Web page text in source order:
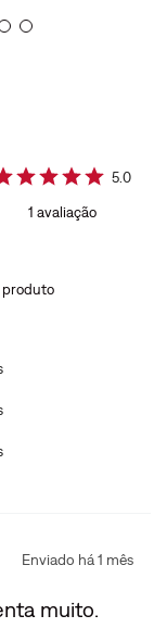
5.0
1 avaliação
produto
Enviado há1 mês
muito.